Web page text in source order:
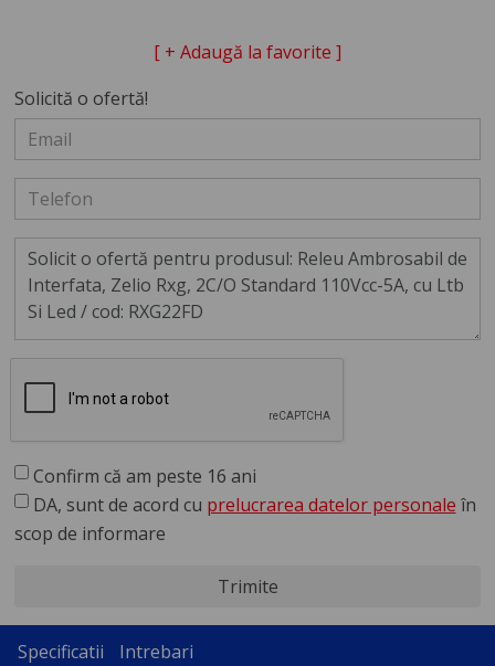
[ + Adaugă la favorite ]
Solicită o ofertă!
Confirm că am peste 16 ani
DA, sunt de acord cu prelucrarea datelor personale în
scop de informare
Trimite
Specificatii Intrebari